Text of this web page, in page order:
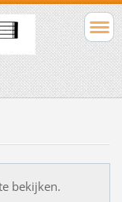
bekijken.